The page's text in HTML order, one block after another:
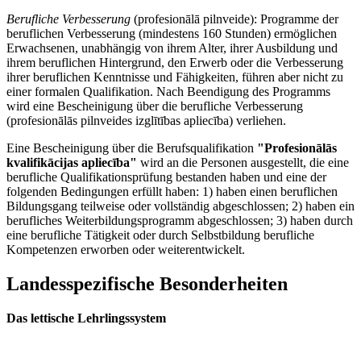
Berufliche Verbesserung (profesionālā pilnveide): Programme der
beruflichen Verbesserung (mindestens 160 Stunden) ermöglichen
Erwachsenen, unabhängig von ihrem Alter, ihrer Ausbildung und
ihrem beruflichen Hintergrund, den Erwerb oder die Verbesserung
ihrer beruflichen Kenntnisse und Fähigkeiten, führen aber nicht zu
einer formalen Qualifikation. Nach Beendigung des Programms
wird eine Bescheinigung über die berufliche Verbesserung
(profesionālās pilnveides izglītības apliecība) verliehen.
Eine Bescheinigung über die Berufsqualifikation "Profesionālās
kvalifikācijas apliecība" wird an die Personen ausgestellt, die eine
berufliche Qualifikationsprüfung bestanden haben und eine der
folgenden Bedingungen erfüllt haben: 1) haben einen beruflichen
Bildungsgang teilweise oder vollständig abgeschlossen; 2) haben ein
berufliches Weiterbildungsprogramm abgeschlossen; 3) haben durch
eine berufliche Tätigkeit oder durch Selbstbildung berufliche
Kompetenzen erworben oder weiterentwickelt.
Landesspezifische Besonderheiten
Das lettische Lehrlingssystem